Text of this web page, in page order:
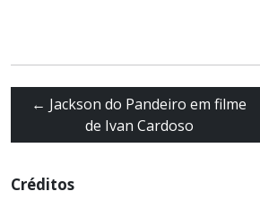
← Jackson do Pandeiro em filme
de Ivan Cardoso
Créditos